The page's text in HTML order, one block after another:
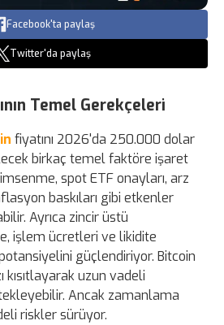
Facebook'ta paylaş
Twitter'da paylaş
Temel Gerekçeleri
fiyatını 2026'da 250.000 dolar
birkaç temel faktöre işaret
spot ETF onayları, arz
baskıları gibi etkenler
Ayrıca zincir üstü
işlem ücretleri ve likidite
güçlendiriyor. Bitcoin
uzun vadeli
Ancak zamanlama
riskler sürüyor.